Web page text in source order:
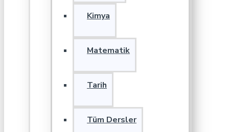
Kimya
Matematik
Tarih
Tüm Dersler